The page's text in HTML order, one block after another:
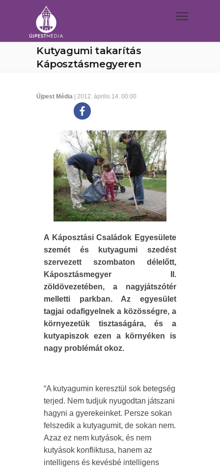
Kutyagumi takarítás
Káposztásmegyeren
Újpest Média | 2012. április 14. 00:00
A Káposztási Családok Egyesülete
szemét és kutyagumi szedést
szervezett szombaton délelőtt,
Káposztásmegyer II.
zöldövezetében, a nagyjátszótér
melletti parkban. Az egyesület
tagjai odafigyelnek a közösségre, a
környezetük tisztaságára, és a
kutyapiszok ezen a környéken is
nagy problémát okoz.
“A kutyagumin keresztül sok betegség
terjed. Nem tudjuk nyugodtan játszani
hagyni a gyerekeinket. Persze sokan
felszedik a kutyagumit, de sokan nem.
Azaz ez nem kutyások, és nem
kutyások konfliktusa, hanem az
intelligens és kevésbé intelligens